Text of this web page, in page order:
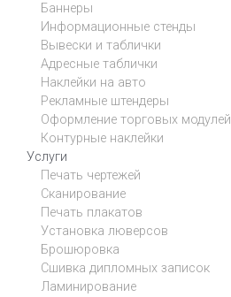
Баннеры
Информационные стенды
Вывески и таблички
Адресные таблички
Наклейки на авто
Рекламные штендеры
Оформление торговых модулей
Контурные наклейки
Услуги
Печать чертежей
Сканирование
Печать плакатов
Установка люверсов
Брошюровка
Сшивка дипломных записок
Ламинирование